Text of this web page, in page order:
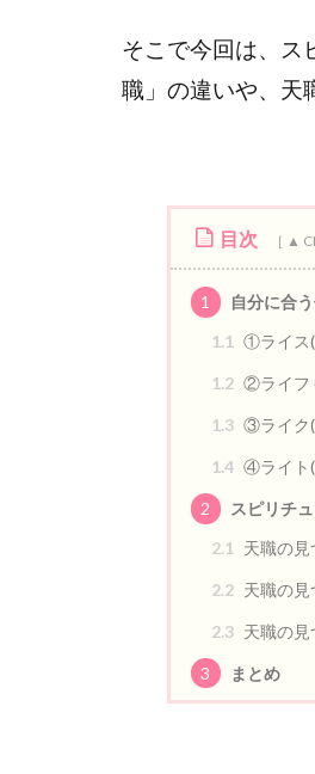
そこで今回は、ス
職」の違いや、天
目次
1
自分に合
1.1 ①ライス
1.2 ②ライフ
1.3 ③ライク
1.4 ④ライト
2
スピリチ
2.1
天職の
2.2 天職の
2.3 天職の
3 まとめ